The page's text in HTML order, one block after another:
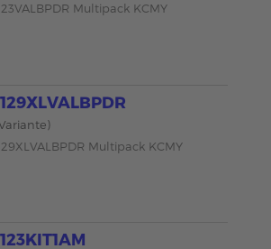
Multipack KCMY
Multipack KCMY